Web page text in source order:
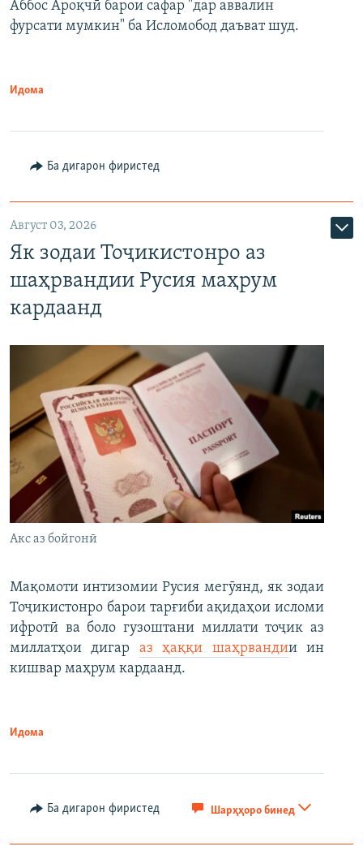
Аббос Ароқчӣ барои сафар "дар аввалин
фурсати мумкин" ба Исломобод даъват шуд.
Идома
Ба дигарон фиристед
Август 03, 2026
Як зодаи Тоҷикистонро аз
шаҳрвандии Русия маҳрум
кардаанд
Акс аз бойгонӣ
Мақомоти интизомии Русия мегӯянд, як зодаи
Тоҷикистонро барои тарғиби ақидаҳои исломи
ифротӣ ва боло гузоштани миллати тоҷик аз
миллатҳои дигар аз ҳаққи шаҳрвандии ин
кишвар маҳрум кардаанд.
Идома
Ба дигарон фиристед Шарҳҳоро бинед